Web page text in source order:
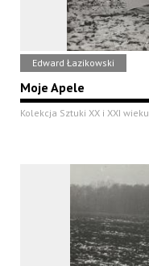
Edward Łazikowski
Moje Apele
Kolekcja Sztuki XX i XXI wieku